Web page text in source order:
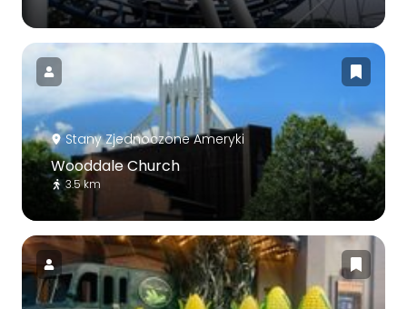
Stany Zjednoczone Ameryki
Wooddale Church
3.5 km